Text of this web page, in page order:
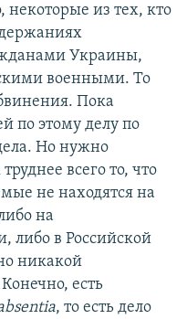
некоторые из тех, кто
Украины,
военными. То
Пока
по этому делу по
Но нужно
всего то, что
не находятся на
на
либо в Российской
никакой
есть
, то есть дело